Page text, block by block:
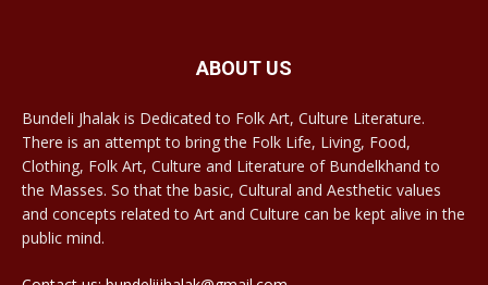
ABOUT US
Bundeli Jhalak is Dedicated to Folk Art, Culture Literature.
There is an attempt to bring the Folk Life, Living, Food,
Clothing, Folk Art, Culture and Literature of Bundelkhand to
the Masses. So that the basic, Cultural and Aesthetic values
and concepts related to Art and Culture can be kept alive in the
public mind.